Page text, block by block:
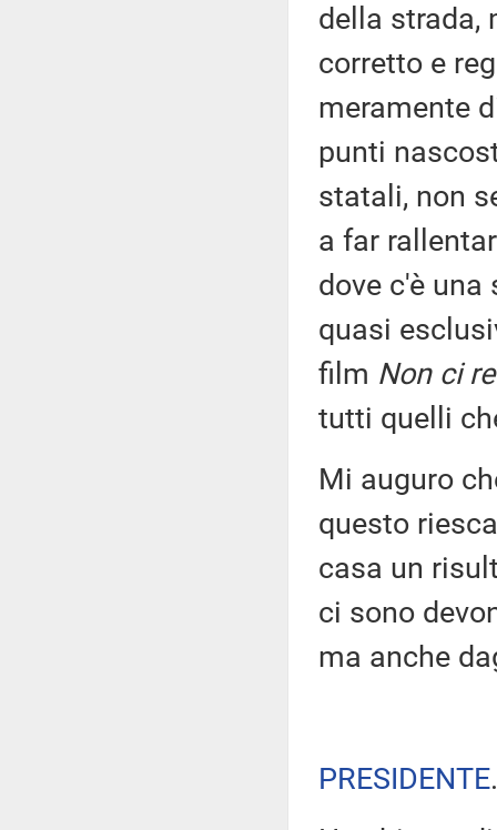
della strada,
corretto e
meramente
punti
statali, non
a far
dove c'è
quasi
film Non ci
tutti quelli
Mi auguro
questo
casa un
ci sono
ma anche
PRESIDENTE